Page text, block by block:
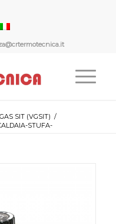
SIT (VGSIT) /
STUFA-